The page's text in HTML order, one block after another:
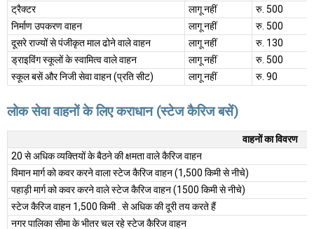
ट्रैक्टर
लागू नहीं
रु. 500
निर्माण उपकरण वाहन
लागू नहीं
रु. 500
दूसरे राज्यों से पंजीकृत माल ढोने वाले वाहन
लागू नहीं
रु. 130
ड्राइविंग स्कूलों के स्वामित्व वाले वाहन
लागू नहीं
रु. 500
स्कूल बसें और निजी सेवा वाहन (प्रति सीट)
लागू नहीं रु. 90
लोक सेवा वाहनों के लिए कराधान (स्टेज कैरिज बसें)
वाहनों का विवरण
20 से अधिक व्यक्तियों के बैठने की क्षमता वाले कैरिज वाहन
विमान मार्ग को कवर करने वाला स्टेज कैरिज वाहन (1,500 किमी से नीचे)
पहाड़ी मार्ग को कवर करने वाले स्टेज कैरिज वाहन (1500 किमी से नीचे)
स्टेज कैरिज वाहन 1,500 किमी . से अधिक की दूरी तय करते हैं
नगर पालिका सीमा के भीतर चल रहे स्टेज कैरिज वाहन